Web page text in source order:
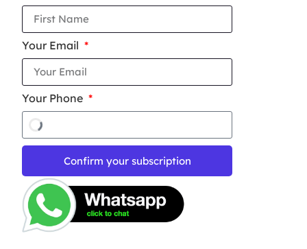
Your Email
Your Phone
Confirm your subscription